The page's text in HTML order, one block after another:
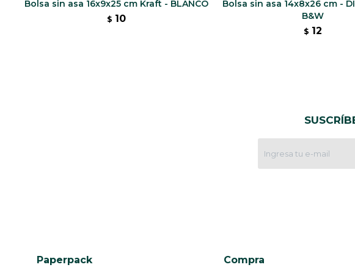
Bolsa sin asa 16x9x25 cm Kraft - BLANCO
$ 10
Bolsa sin asa 14x8x26 cm -
B&W
$ 12
Paperpack Compra